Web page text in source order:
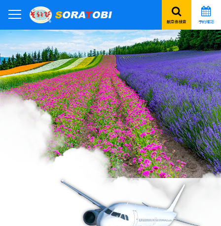
航空券検索 予約確認